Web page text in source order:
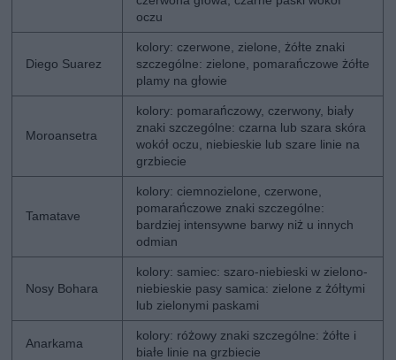
oczu
Diego Suarez
kolory: czerwone, zielone, żółte znaki
szczególne: zielone, pomarańczowe żółte
plamy na głowie
Moroansetra
kolory: pomarańczowy, czerwony, biały
znaki szczególne: czarna lub szara skóra
wokół oczu, niebieskie lub szare linie na
grzbiecie
Tamatave
kolory: ciemnozielone, czerwone,
pomarańczowe znaki szczególne:
bardziej intensywne barwy niż u innych
odmian
Nosy Bohara
kolory: samiec: szaro-niebieski w zielono-
niebieskie pasy samica: zielone z żółtymi
lub zielonymi paskami
Anarkama
kolory: różowy znaki szczególne: żółte i
białe linie na grzbiecie